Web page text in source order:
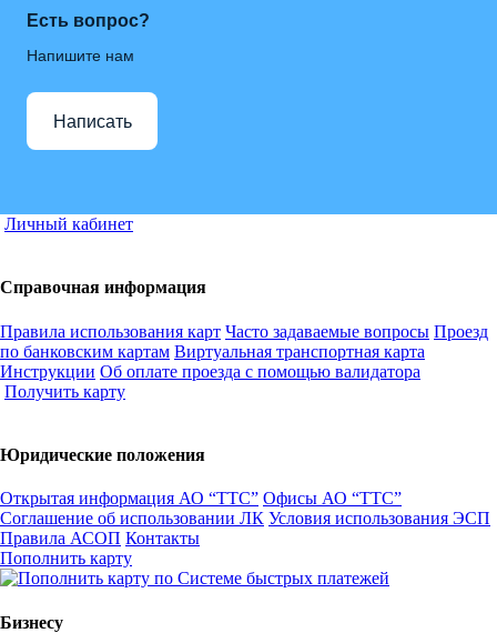
Есть вопрос?
Напишите нам
Написать
Личный кабинет
Справочная информация
Правила использования карт Часто задаваемые вопросы Проезд
по банковским картам Виртуальная транспортная карта
Инструкции Об оплате проезда с помощью валидатора
Получить карту
Юридические положения
Открытая информация АО “ТТС” Офисы АО “ТТС”
Соглашение об использовании ЛК Условия использования ЭСП
Правила АСОП Контакты
Пополнить карту
Бизнесу